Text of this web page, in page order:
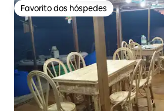
Favorito dos hóspedes
Favorito dos hóspedes